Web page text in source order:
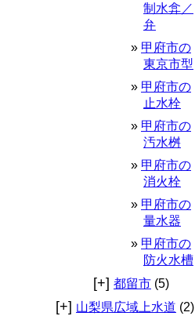
制水弇／
弁
甲府市の
東京市型
甲府市の
止水栓
甲府市の
汚水桝
甲府市の
消火栓
甲府市の
量水器
甲府市の
防火水槽
[+] 都留市 (5)
[+] 山梨県広域上水道 (2)